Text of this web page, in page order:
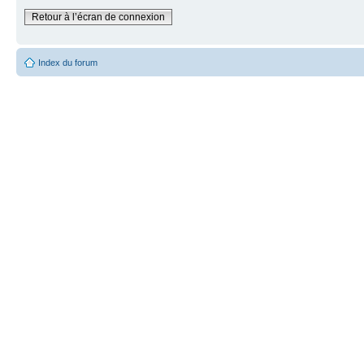
Retour à l’écran de connexion
Index du forum